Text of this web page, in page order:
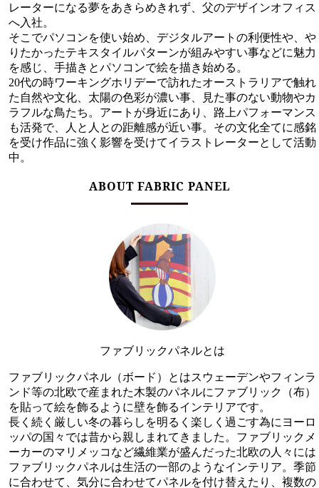
レーターになる夢をあきらめきれず、父のデザインオフィス
へ入社。
そこでパソコンを使い始め、デジタルアートの利便性や、や
りたかったテキスタイルパターンが組みやすい事などに魅力
を感じ、手描きとパソコンで絵を描き始める。
20代の時ワーキングホリデーで訪れたオーストラリアで触れ
た自然や文化、太陽の色彩が濃い事、見た事のない動物やカ
ラフルな鳥たち。アートが身近にあり、路上パフォーマンス
も活発で、人と人との距離感が近い事。その文化全てに感銘
を受け作品に強く影響を受けてイラストレーターとして活動
中。
ABOUT FABRIC PANEL
ファブリックパネルとは
ファブリックパネル（ボード）とはスウェーデンやフィンラ
ンド等の北欧で産まれた木製のパネルにファブリック（布）
を貼って絵を飾るように壁を飾るインテリアです。
長く続く厳しい冬の暮らしを明るく楽しく過ごす為にヨーロ
ッパの国々では昔から親しまれてきました。ファブリックメ
ーカーのマリメッコなど繊維業が盛んだった北欧の人々には
ファブリックパネルは生活の一部のようなインテリア。季節
に合わせて、気分に合わせてパネルを付け替えたり、複数の